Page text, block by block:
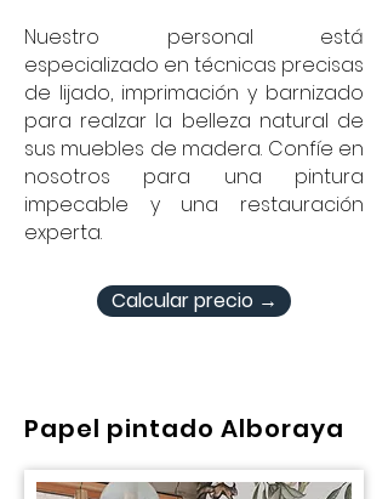
Nuestro personal está
especializado en técnicas precisas
de lijado, imprimación y barnizado
para realzar la belleza natural de
sus muebles de madera. Confíe en
nosotros para una pintura
impecable y una restauración
experta.
Calcular precio →
Papel pintado Alboraya